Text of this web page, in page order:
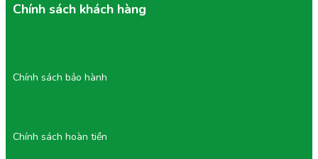
Chính sách khách hàng
Chính sách bảo hành
Chính sách hoàn tiền